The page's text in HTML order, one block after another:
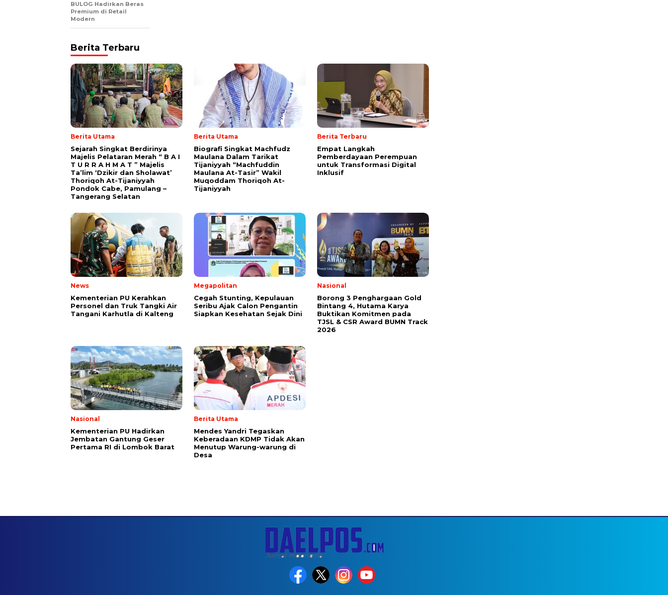
BULOG Hadirkan Beras
Premium di Retail
Modern
Berita Terbaru
Berita Utama
Sejarah Singkat Berdirinya
Majelis Pelataran Merah “ B A I
T U R R A H M A T ” Majelis
Ta’lim ‘Dzikir dan Sholawat’
Thoriqoh At-Tijaniyyah
Pondok Cabe, Pamulang –
Tangerang Selatan
Berita Utama
Biografi Singkat Machfudz
Maulana Dalam Tarikat
Tijaniyyah “Machfuddin
Maulana At-Tasir” Wakil
Muqoddam Thoriqoh At-
Tijaniyyah
Berita Terbaru
Empat Langkah
Pemberdayaan Perempuan
untuk Transformasi Digital
Inklusif
News
Kementerian PU Kerahkan
Personel dan Truk Tangki Air
Tangani Karhutla di Kalteng
Megapolitan
Cegah Stunting, Kepulauan
Seribu Ajak Calon Pengantin
Siapkan Kesehatan Sejak Dini
Nasional
Borong 3 Penghargaan Gold
Bintang 4, Hutama Karya
Buktikan Komitmen pada
TJSL & CSR Award BUMN Track
2026
Nasional
Kementerian PU Hadirkan
Jembatan Gantung Geser
Pertama RI di Lombok Barat
Berita Utama
Mendes Yandri Tegaskan
Keberadaan KDMP Tidak Akan
Menutup Warung-warung di
Desa